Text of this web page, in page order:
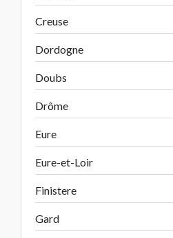
Creuse
Dordogne
Doubs
Drôme
Eure
Eure-et-Loir
Finistere
Gard